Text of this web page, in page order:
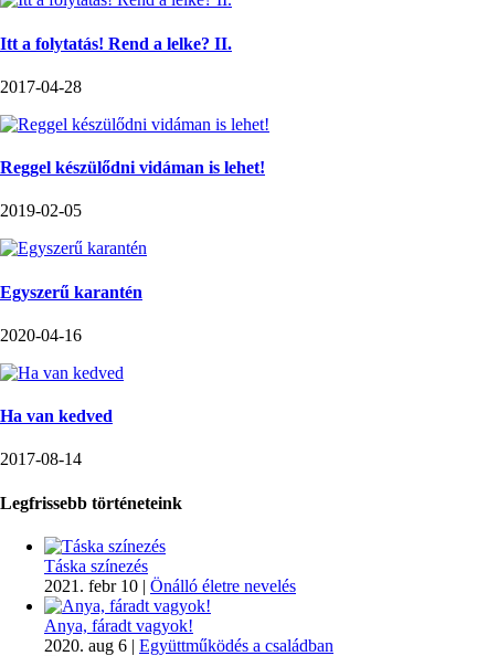
Itt a folytatás! Rend a lelke? II.
2017-04-28
Reggel készülődni vidáman is lehet!
2019-02-05
Egyszerű karantén
2020-04-16
Ha van kedved
2017-08-14
Legfrissebb történeteink
Táska színezés
2021. febr 10 | Önálló életre nevelés
Anya, fáradt vagyok!
2020. aug 6 | Együttműködés a családban